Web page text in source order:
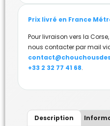
Prix livré en France
Pour livraison vers la
nous contacter par mail
+33 2 32 77 41 68.
Description